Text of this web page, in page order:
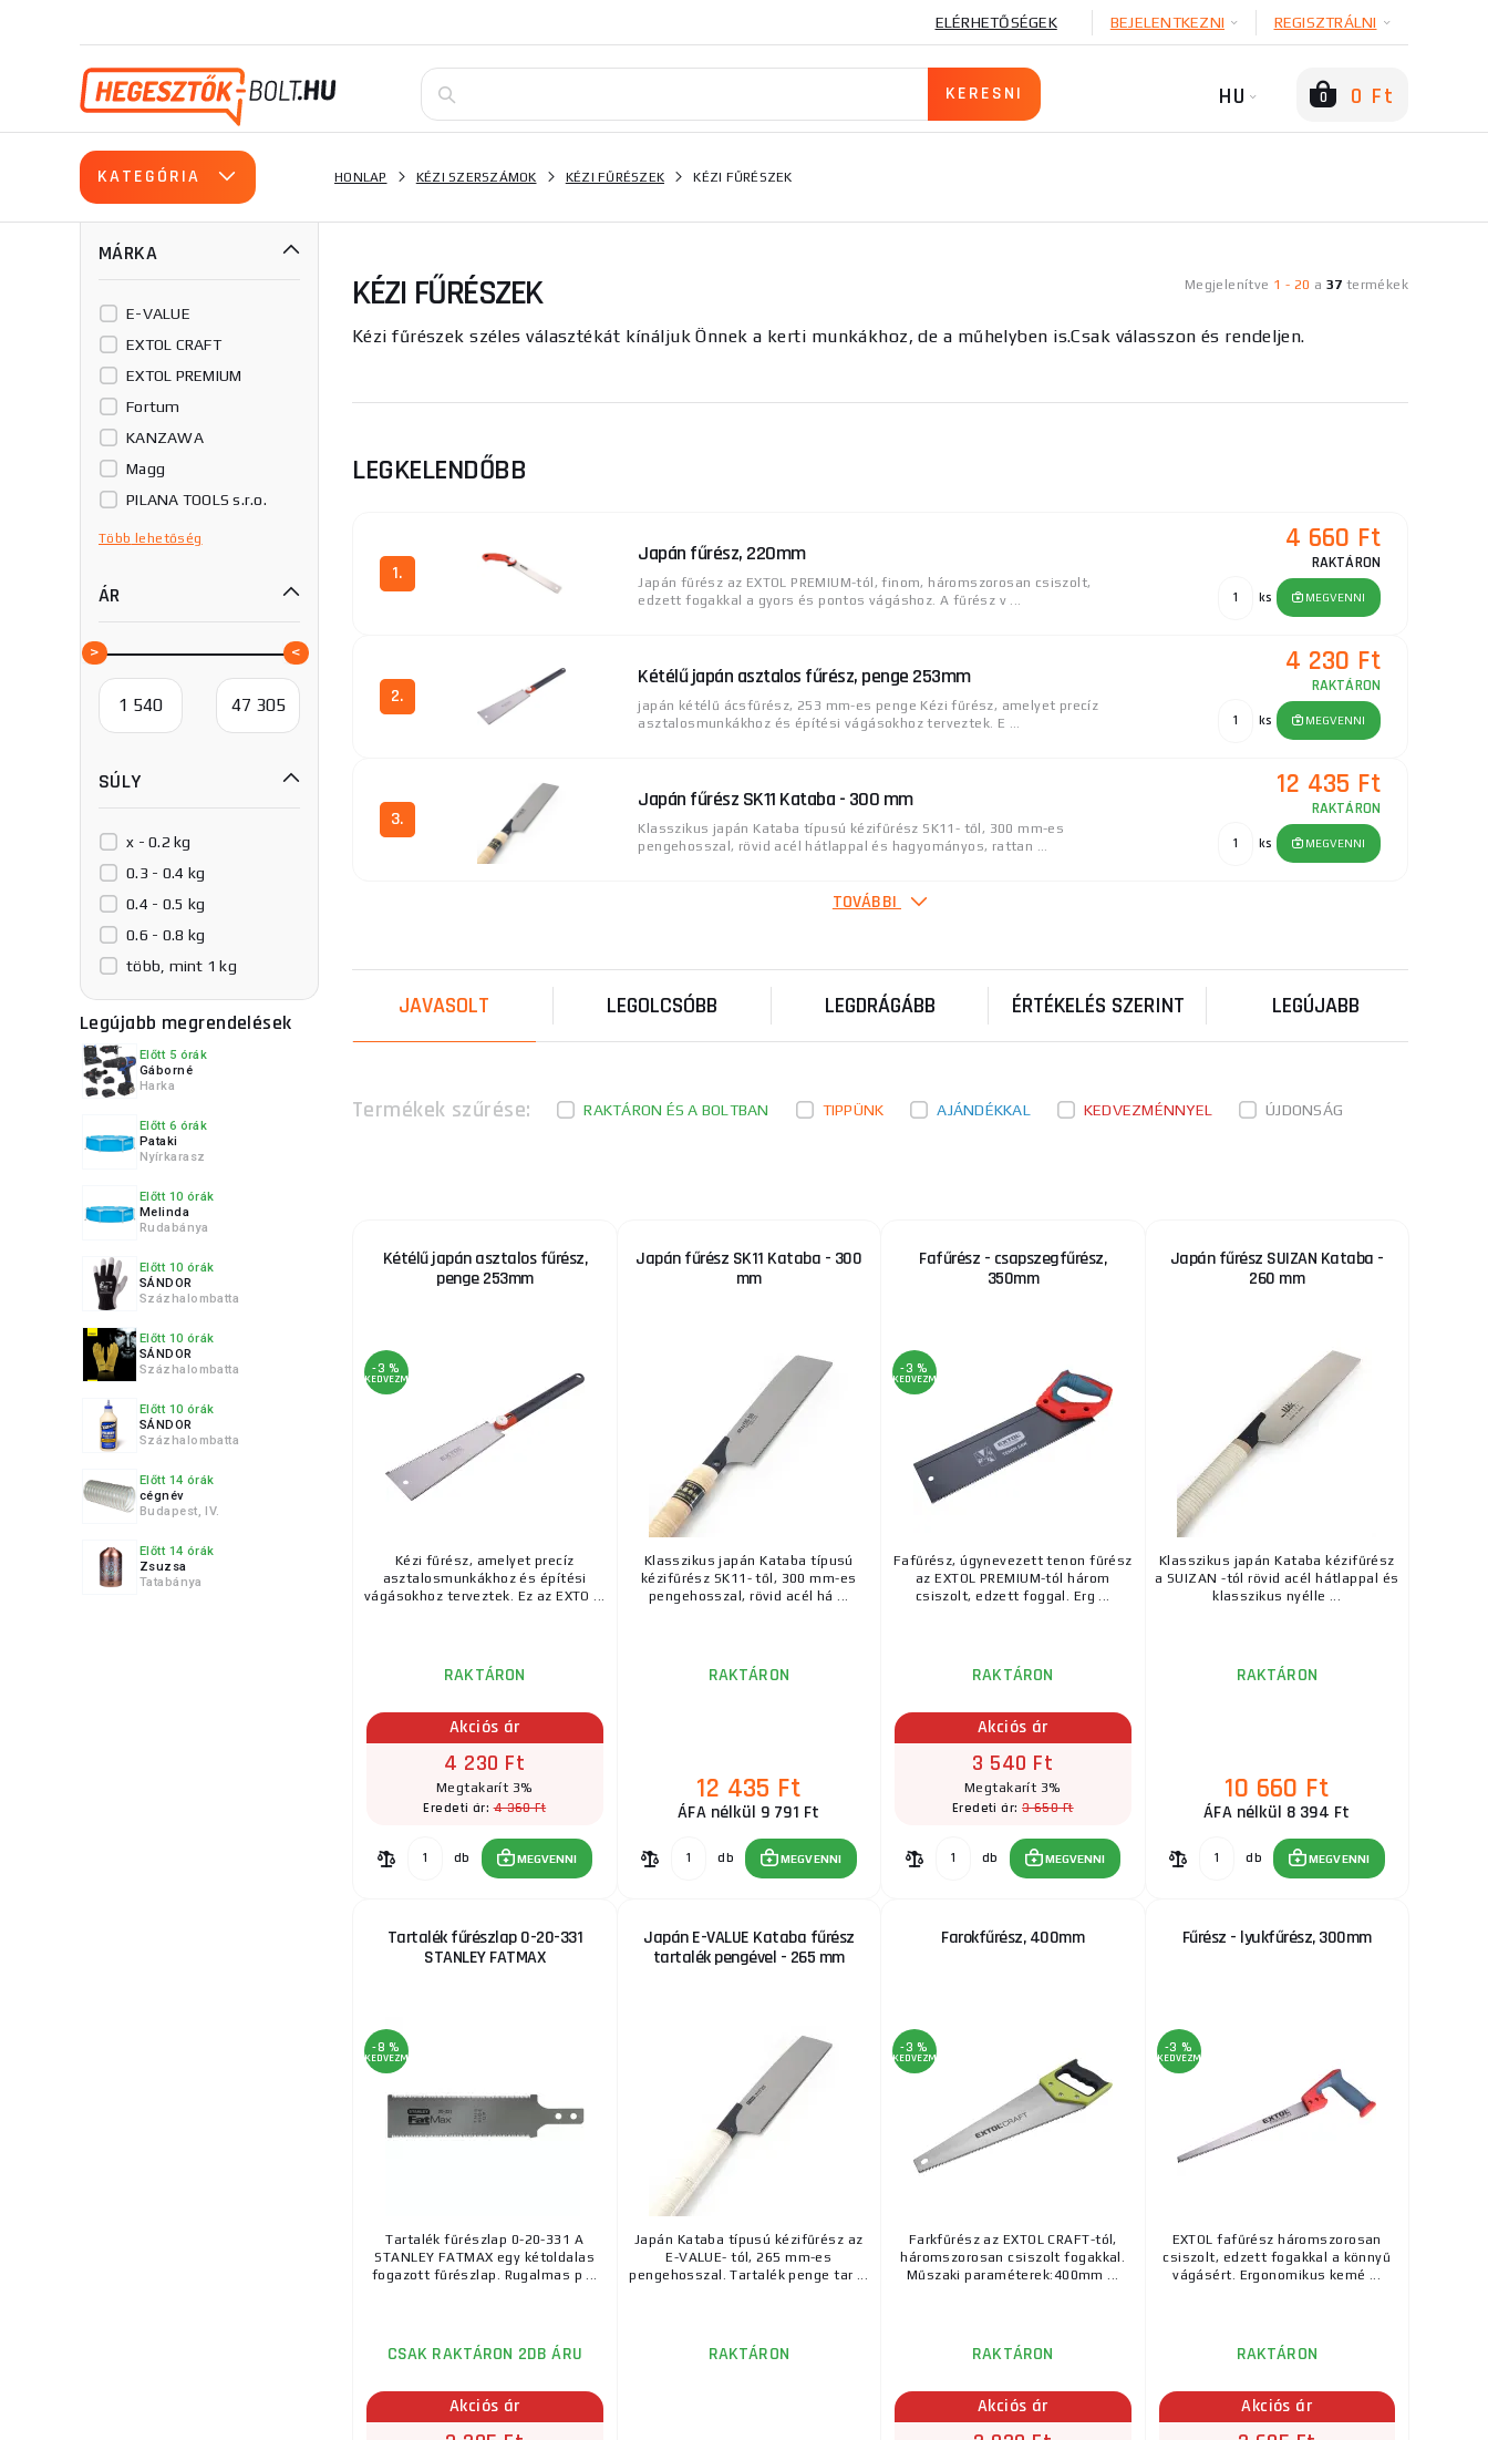
ELÉRHETŐSÉGEK BEJELENTKEZNI REGISZTRÁLNI
HU 0 0 Ft
KATEGÓRIA HONLAP KÉZI SZERSZÁMOK KÉZI FŰRÉSZEK KÉZI FŰRÉSZEK
MÁRKA
E-VALUE
EXTOL CRAFT
EXTOL PREMIUM
Fortum
KANZAWA
Magg
PILANA TOOLS s.r.o.
SK11
Több lehetőség
ÁR
SÚLY
x - 0.2 kg
0.3 - 0.4 kg
0.4 - 0.5 kg
0.6 - 0.8 kg
több, mint 1 kg
Legújabb megrendelések
Előtt 5 órák
Gáborné
Harka
Előtt 6 órák
Pataki
Nyírkarasz
Előtt 10 órák
Melinda
Rudabánya
Előtt 10 órák
SÁNDOR
Százhalombatta
Előtt 10 órák
SÁNDOR
Százhalombatta
Előtt 10 órák
SÁNDOR
Százhalombatta
Előtt 14 órák
cégnév
Budapest, IV.
Előtt 14 órák
Zsuzsa
Tatabánya
Megjelenítve 1 - 20 a 37 termékek
KÉZI FŰRÉSZEK
Kézi fűrészek széles választékát kínáljuk Önnek a kerti munkákhoz, de a műhelyben is.Csak válasszon és rendeljen.
LEGKELENDŐBB
1.
Japán fűrész, 220mm
Japán fűrész az EXTOL PREMIUM-tól, finom, háromszorosan csiszolt,
edzett fogakkal a gyors és pontos vágáshoz. A fűrész v ...
4 660 Ft
RAKTÁRON
ks MEGVENNI
2.
Kétélű japán asztalos fűrész, penge 253mm
japán kétélű ácsfűrész, 253 mm-es penge Kézi fűrész, amelyet precíz
asztalosmunkákhoz és építési vágásokhoz terveztek. E ...
4 230 Ft
RAKTÁRON
ks MEGVENNI
3.
Japán fűrész SK11 Kataba - 300 mm
Klasszikus japán Kataba típusú kézifűrész SK11- től, 300 mm-es
pengehosszal, rövid acél hátlappal és hagyományos, rattan ...
12 435 Ft
RAKTÁRON
ks MEGVENNI
pengehosszal. Tartalék penge tartozék. Rövid acél hátlappal és ...
ks
Fémfűrész, 300mm-es szelet
Fafűrész - csapszegfűrész, 350mm 3 540 Ft
Fűrészfarok, 350mm, háromszorosan csiszolt, edzett fogakkal
EXTOL PREMIUM farkfűrész háromszorosan csiszolt kemény fogakkal a
könnyű vágásért. Műszaki paraméterek:9 fog per 25mm350 ...
3 195 Ft
RAKTÁRON
ks
9.
Farkfűrész 500mm
EXTOL ocasta fűrész háromszorosan csiszolt kemény fogakkal a könnyű
vágásért.Specifikációk:500mm9 fog per 25mm
ks MEGVENNI
RAKTÁRON a szállítónál
Japán fűrész SUIZAN Kataba - 260 mm
Klasszikus japán Kataba kézifűrész a SUIZAN -tól rövid acél hátlappal és
RAKTÁRON
TOVÁBBI
JAVASOLT LEGOLCSÓBB LEGDRÁGÁBB ÉRTÉKELÉS SZERINT LEGÚJABB
Termékek szűrése: RAKTÁRON ÉS A BOLTBAN TIPPÜNK AJÁNDÉKKAL KEDVEZMÉNNYEL ÚJDONSÁG
Kétélű japán asztalos fűrész,
penge 253mm
-3 %
KEDVEZMÉNY
Kézi fűrész, amelyet precíz
asztalosmunkákhoz és építési
vágásokhoz terveztek. Ez az EXTO ...
RAKTÁRON
Akciós ár
4 230 Ft
Megtakarít 3%
Eredeti ár:4 360 Ft
db MEGVENNI
Japán fűrész SK11 Kataba - 300
mm
Klasszikus japán Kataba típusú
kézifűrész SK11- től, 300 mm-es
pengehosszal, rövid acél há ...
RAKTÁRON
12 435 Ft
ÁFA nélkül 9 791 Ft
db MEGVENNI
Fafűrész - csapszegfűrész,
350mm
-3 %
KEDVEZMÉNY
Fafűrész, úgynevezett tenon fűrész
az EXTOL PREMIUM-tól három
csiszolt, edzett foggal. Erg ...
RAKTÁRON
Akciós ár
3 540 Ft
Megtakarít 3%
Eredeti ár:3 650 Ft
db MEGVENNI
Japán fűrész SUIZAN Kataba -
260 mm
Klasszikus japán Kataba kézifűrész
a SUIZAN -tól rövid acél hátlappal és
klasszikus nyélle ...
RAKTÁRON
10 660 Ft
ÁFA nélkül 8 394 Ft
db MEGVENNI
Tartalék fűrészlap 0-20-331
STANLEY FATMAX
-8 %
KEDVEZMÉNY
Tartalék fűrészlap 0-20-331 A
STANLEY FATMAX egy kétoldalas
fogazott fűrészlap. Rugalmas p ...
CSAK RAKTÁRON 2DB ÁRU
Akciós ár
Japán E-VALUE Kataba fűrész
tartalék pengével - 265 mm
Japán Kataba típusú kézifűrész az
E-VALUE- tól, 265 mm-es
pengehosszal. Tartalék penge tar ...
RAKTÁRON
Farokfűrész, 400mm
-3 %
KEDVEZMÉNY
Farkfűrész az EXTOL CRAFT-tól,
háromszorosan csiszolt fogakkal.
Műszaki paraméterek:400mm ...
RAKTÁRON
Akciós ár
Fűrész - lyukfűrész, 300mm
-3 %
KEDVEZMÉNY
EXTOL fafűrész háromszorosan
csiszolt, edzett fogakkal a könnyű
vágásért. Ergonomikus kemé ...
RAKTÁRON
Akciós ár